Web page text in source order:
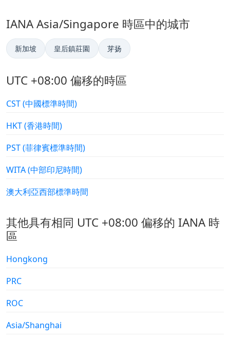
IANA Asia/Singapore 時區中的城市
新加坡 皇后鎮莊園 芽扬
UTC +08:00 偏移的時區
CST (中國標準時間)
HKT (香港時間)
PST (菲律賓標準時間)
WITA (中部印尼時間)
澳大利亞西部標準時間
其他具有相同 UTC +08:00 偏移的 IANA 時
區
Hongkong
PRC
ROC
Asia/Shanghai